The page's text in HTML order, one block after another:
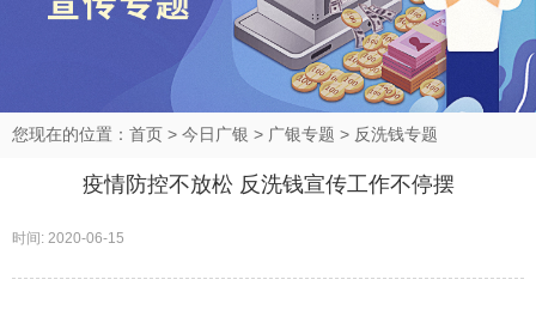
您现在的位置： 首页 > 今日广银 > 广银专题 > 反洗钱专题
疫情防控不放松 反洗钱宣传工作不停摆
时间: 2020-06-15